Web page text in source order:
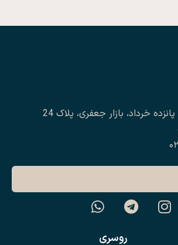
روسری
خرداد، بازار جعفری، پلاک 24